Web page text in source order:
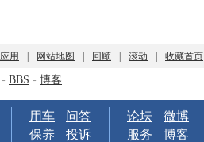
用 网站地图 回顾 滚动 收藏首页
BBS - 博客
用车
问答
保养
投诉
论坛
微博
服务
博客